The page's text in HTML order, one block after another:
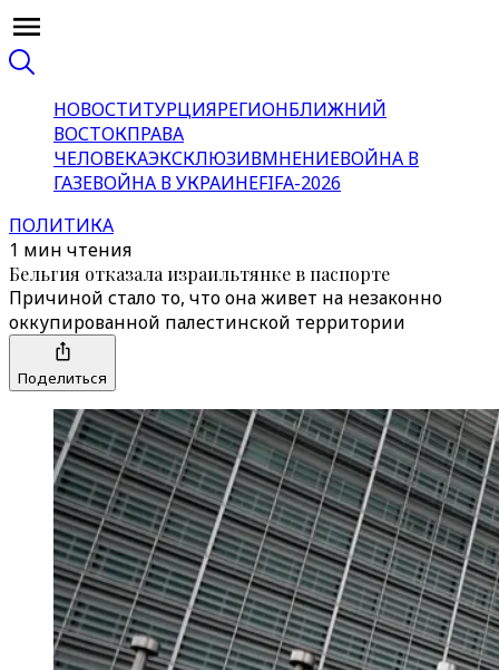
НОВОСТИТУРЦИЯРЕГИОНБЛИЖНИЙ
ВОСТОКПРАВА
ЧЕЛОВЕКАЭКСКЛЮЗИВМНЕНИЕВОЙНА В
ГАЗЕВОЙНА В УКРАИНЕFIFA-2026
ПОЛИТИКА
1 мин чтения
Бельгия отказала израильтянке в паспорте
Причиной стало то, что она живет на незаконно
оккупированной палестинской территории
Поделиться